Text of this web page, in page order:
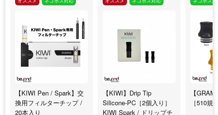
【KIWI Pen / Spark】交
換用フィルターチップ /
20本入り
【KIWI】Drip Tip
Silicone-PC［2個入り］
KIWI Spark / ドリップチ
【
［510規